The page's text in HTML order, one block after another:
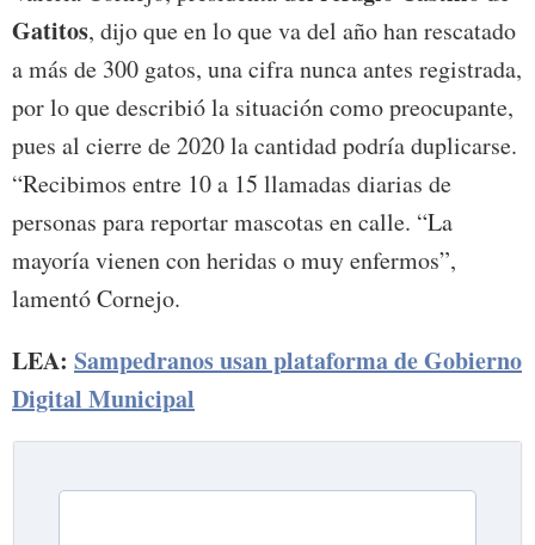
Gatitos, dijo que en lo que va del año han rescatado
a más de 300 gatos, una cifra nunca antes registrada,
por lo que describió la situación como preocupante,
pues al cierre de 2020 la cantidad podría duplicarse.
“Recibimos entre 10 a 15 llamadas diarias de
personas para reportar mascotas en calle. “La
mayoría vienen con heridas o muy enfermos”,
lamentó Cornejo.
LEA: Sampedranos usan plataforma de Gobierno
Digital Municipal